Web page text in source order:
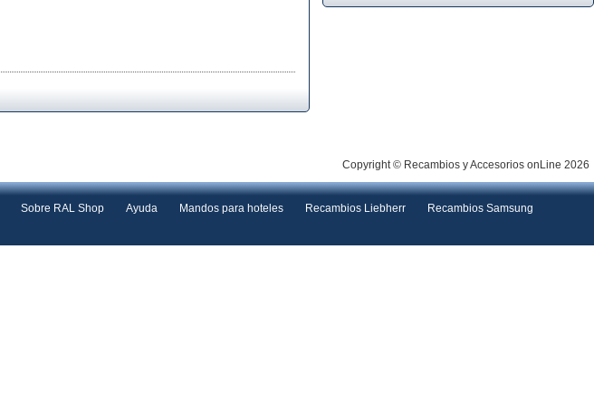
Copyright © Recambios y Accesorios onLine 2026
Sobre RAL Shop Ayuda Mandos para hoteles Recambios Liebherr
Recambios Samsung